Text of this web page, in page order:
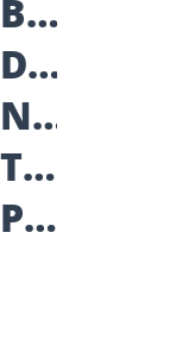
BEREAL
DIE
NEUE
TREND-
PLATTFORM?